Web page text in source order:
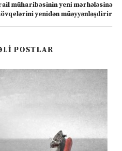
müharibəsinin yeni mərhələsinə
yenidən müəyyənləşdirir
POSTLAR